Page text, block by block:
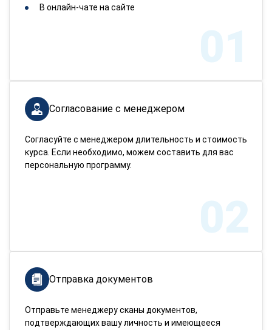
В онлайн-чате на сайте
01
Согласование с менеджером
Согласуйте с менеджером длительность и стоимость
курса. Если необходимо, можем составить для вас
персональную программу.
02
Отправка документов
Отправьте менеджеру сканы документов,
подтверждающих вашу личность и имеющееся